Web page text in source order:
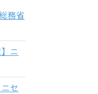
務省
ニ
セ